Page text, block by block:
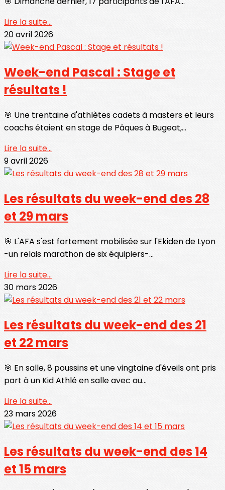
Lire la suite...
20 avril 2026
Week-end Pascal : Stage et
résultats !
🎯 Une trentaine d'athlètes cadets à masters et leurs
coachs étaient en stage de Pâques à Bugeat,...
Lire la suite...
9 avril 2026
Les résultats du week-end des 28
et 29 mars
🎯 L'AFA s'est fortement mobilisée sur l'Ekiden de Lyon
-un relais marathon de six équipiers-...
Lire la suite...
30 mars 2026
Les résultats du week-end des 21
et 22 mars
🎯 En salle, 8 poussins et une vingtaine d'éveils ont pris
part à un Kid Athlé en salle avec au...
Lire la suite...
23 mars 2026
Les résultats du week-end des 14
et 15 mars